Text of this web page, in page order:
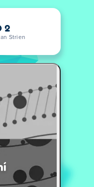
2
Strien